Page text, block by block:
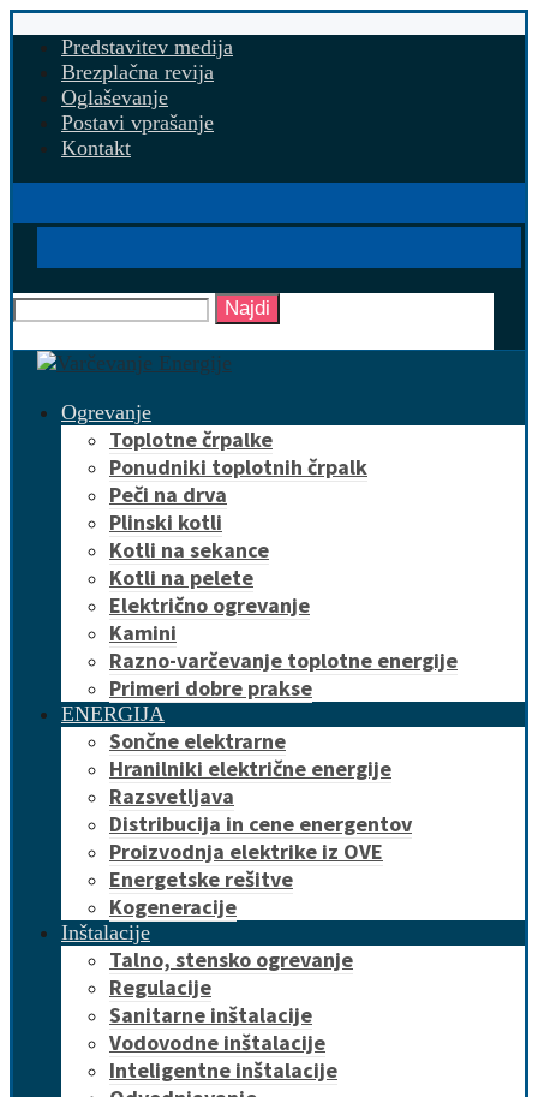
Predstavitev medija
Brezplačna revija
Oglaševanje
Postavi vprašanje
Kontakt
Najdi
Ogrevanje
Toplotne črpalke
Ponudniki toplotnih črpalk
Peči na drva
Plinski kotli
Kotli na sekance
Kotli na pelete
Električno ogrevanje
Kamini
Razno-varčevanje toplotne energije
Primeri dobre prakse
ENERGIJA
Sončne elektrarne
Hranilniki električne energije
Razsvetljava
Distribucija in cene energentov
Proizvodnja elektrike iz OVE
Energetske rešitve
Kogeneracije
Inštalacije
Talno, stensko ogrevanje
Regulacije
Sanitarne inštalacije
Vodovodne inštalacije
Inteligentne inštalacije